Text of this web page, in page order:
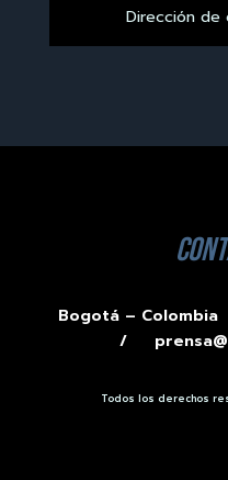
Bogotá –
/
Todos los derechos